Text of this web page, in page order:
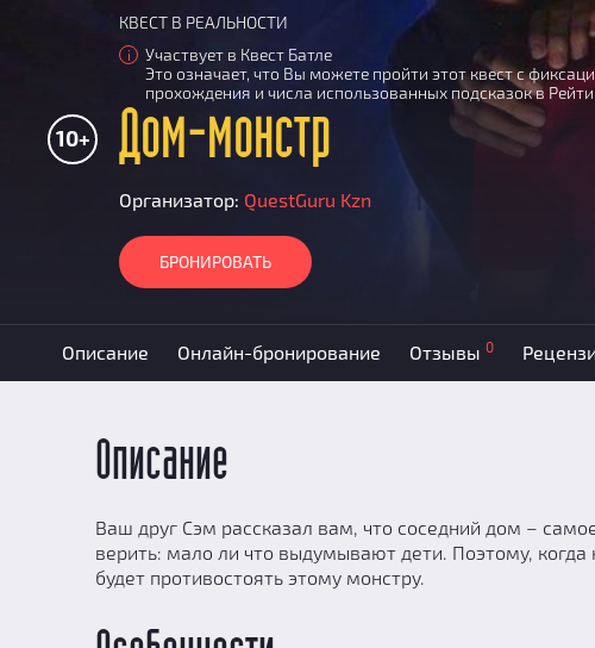
КВЕСТ В РЕАЛЬНОСТИ
i
Участвует в Квест Батле
Это означает, что Вы можете пройти этот квест с
прохождения и числа использованных подсказок в
Дом-монстр
10+
Организатор: QuestGuru Kzn
БРОНИРОВАТЬ
Описание Онлайн-бронирование Отзывы 0
Описание
Ваш друг Сэм рассказал вам, что соседний дом –
верить: мало ли что выдумывают дети. Поэтому,
будет противостоять этому монстру.